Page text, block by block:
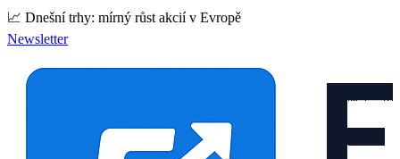
📈 Dnešní trhy: mírný růst akcií v Evropě
Newsletter